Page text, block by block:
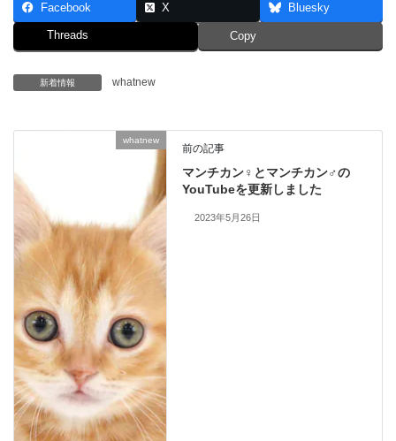
Facebook X Bluesky
Threads Copy
新着情報 whatnew
whatnew
前の記事
マンチカン♀とマンチカン♂の
YouTubeを更新しました
2023年5月26日